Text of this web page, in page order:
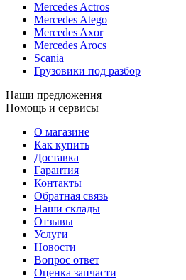
Mercedes Actros
Mercedes Atego
Mercedes Axor
Mercedes Arocs
Scania
Грузовики под разбор
Наши предложения
Помощь и сервисы
О магазине
Как купить
Доставка
Гарантия
Контакты
Обратная связь
Наши склады
Отзывы
Услуги
Новости
Вопрос ответ
Оценка запчасти